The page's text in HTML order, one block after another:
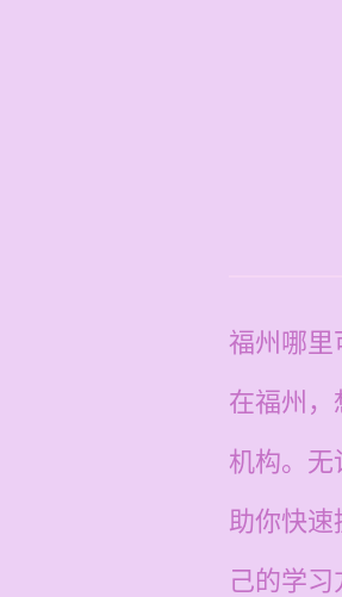
福州哪里
在福州，
机构。
助你快速
己的学习